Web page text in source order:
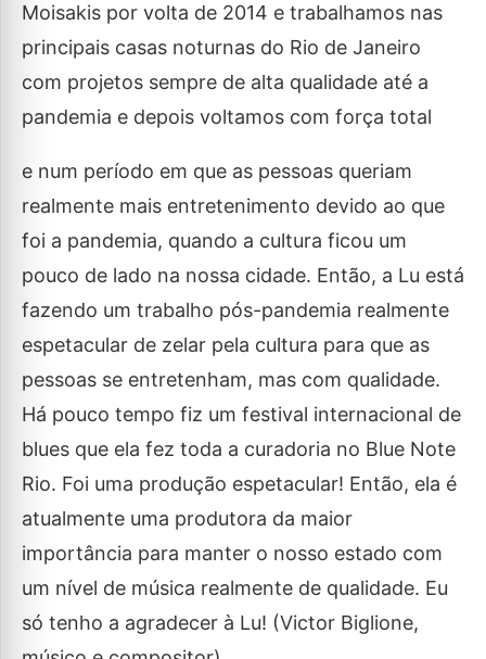
Moisakis por volta de 2014 e trabalhamos nas
principais casas noturnas do Rio de Janeiro
com projetos sempre de alta qualidade até a
pandemia e depois voltamos com força total
e num período em que as pessoas queriam
realmente mais entretenimento devido ao que
foi a pandemia, quando a cultura ficou um
pouco de lado na nossa cidade. Então, a Lu está
fazendo um trabalho pós-pandemia realmente
espetacular de zelar pela cultura para que as
pessoas se entretenham, mas com qualidade.
Há pouco tempo fiz um festival internacional de
blues que ela fez toda a curadoria no Blue Note
Rio. Foi uma produção espetacular! Então, ela é
atualmente uma produtora da maior
importância para manter o nosso estado com
um nível de música realmente de qualidade. Eu
só tenho a agradecer à Lu! (Victor Biglione,